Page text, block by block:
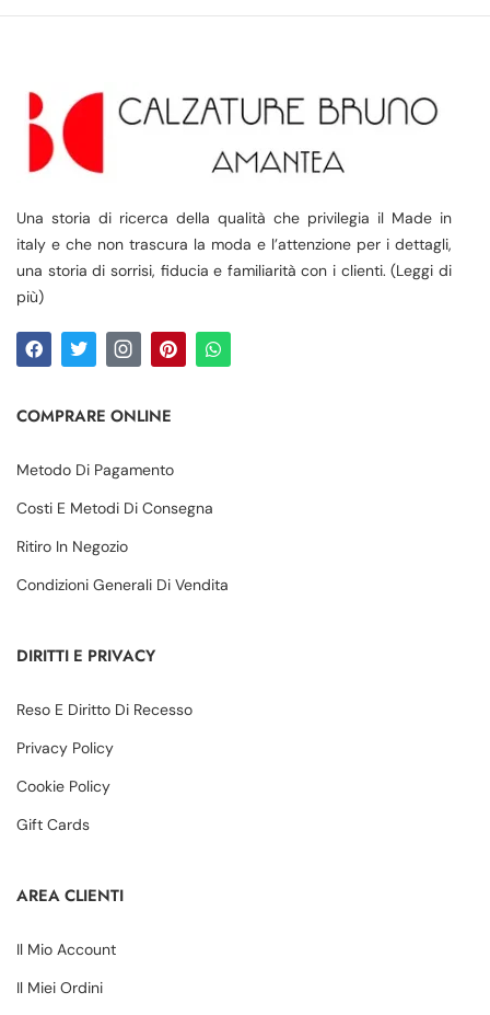
Una storia di ricerca della qualità che privilegia il Made in
italy e che non trascura la moda e l’attenzione per i dettagli,
una storia di sorrisi, fiducia e familiarità con i clienti. (Leggi di
più)
COMPRARE ONLINE
Metodo Di Pagamento
Costi E Metodi Di Consegna
Ritiro In Negozio
Condizioni Generali Di Vendita
DIRITTI E PRIVACY
Reso E Diritto Di Recesso
Privacy Policy
Cookie Policy
Gift Cards
AREA CLIENTI
Il Mio Account
Il Miei Ordini